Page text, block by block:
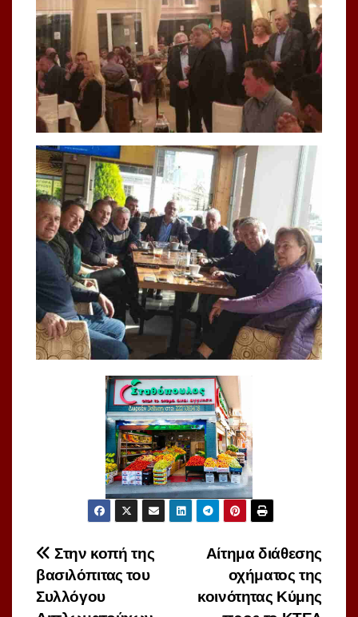
Πλοήγηση
άρθρων
Αίτημα διάθεσης
οχήματος της
κοινότητας Κύμης
Στην κοπή της
βασιλόπιτας του
Συλλόγου